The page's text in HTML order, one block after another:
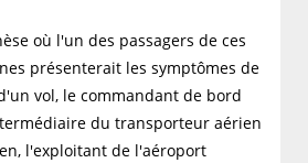
où l'un des passagers de ces
présenterait les symptômes de
vol, le commandant de bord
du transporteur aérien
l'exploitant de l'aéroport